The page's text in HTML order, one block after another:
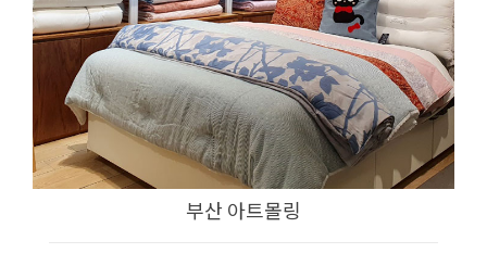
부산 아트몰링